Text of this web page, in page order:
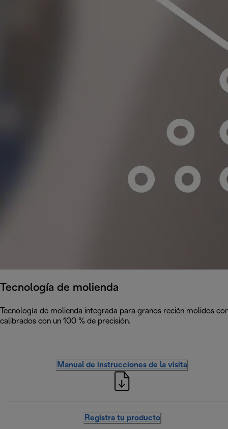
Tecnología de molienda
Tecnología de molienda integrada para granos recién molidos
calibrados con un 100 % de precisión.
Manual de instrucciones de la visita
Registra tu producto